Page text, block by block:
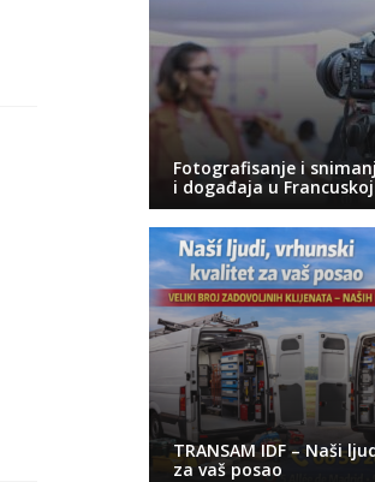
Fotografisanje i
i događaja u Francuskoj
TRANSAM IDF – Naši
za vaš posao